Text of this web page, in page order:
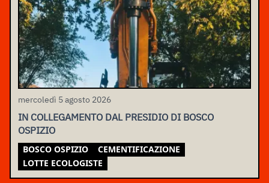
mercoledì 5 agosto 2026
IN COLLEGAMENTO DAL PRESIDIO DI BOSCO
OSPIZIO
BOSCO OSPIZIO
CEMENTIFICAZIONE
LOTTE ECOLOGISTE